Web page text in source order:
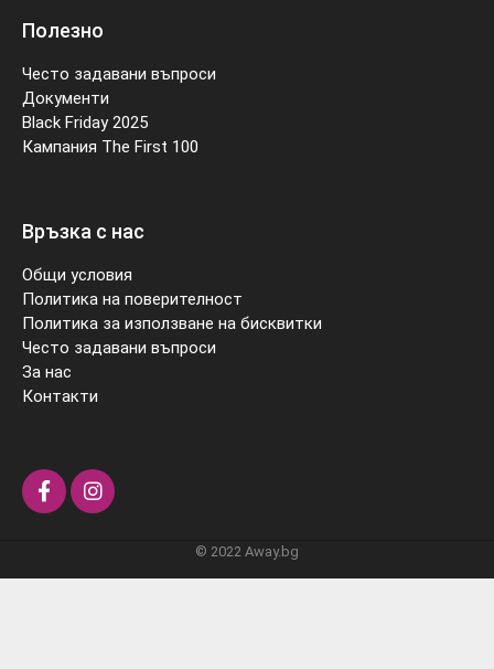
Полезно
Често задавани въпроси
Документи
Black Friday 2025
Кампания The First 100
Връзка с нас
Общи условия
Политика на поверителност
Политика за използване на бисквитки
Често задавани въпроси
За нас
Контакти
© 2022 Away.bg